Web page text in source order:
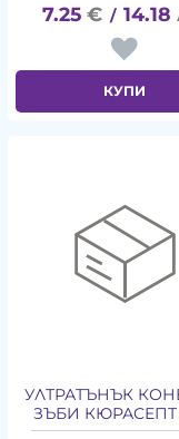
7.25 € / 14.18
КУПИ
УЛТРАТЪНЪК
ЗЪБИ КЮРАСЕПТ